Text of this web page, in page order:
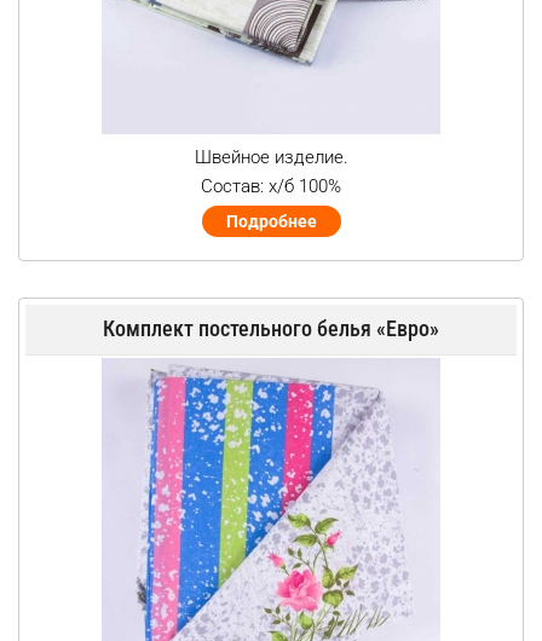
Швейное изделие.
Состав: х/б 100%
Подробнее
Комплект постельного белья «Евро»